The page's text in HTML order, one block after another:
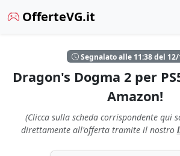
OfferteVG.it
Segnalato alle 11:38 del
Dragon's Dogma 2 per
Amazon!
(Clicca sulla scheda corrispondente qui
direttamente all'offerta tramite il nostro